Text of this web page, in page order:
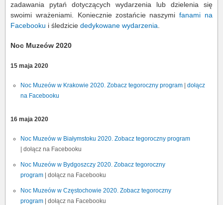
zadawania pytań dotyczących wydarzenia lub dzielenia się
swoimi wrażeniami. Koniecznie zostańcie naszymifanami na
Facebooku i śledzicie dedykowane wydarzenia
Noc Muzeów 2020
15 maja 2020
Noc Muzeów w Krakowie 2020. Zobacz tegoroczny program
dołącz
na Facebooku
16 maja 2020
Noc Muzeów w Białymstoku 2020. Zobacz tegoroczny program
| dołącz na Facebooku
Noc Muzeów w Bydgoszczy 2020. Zobacz tegoroczny
program | dołącz na Facebooku
Noc Muzeów w Częstochowie 2020. Zobacz tegoroczny
program | dołącz na Facebooku